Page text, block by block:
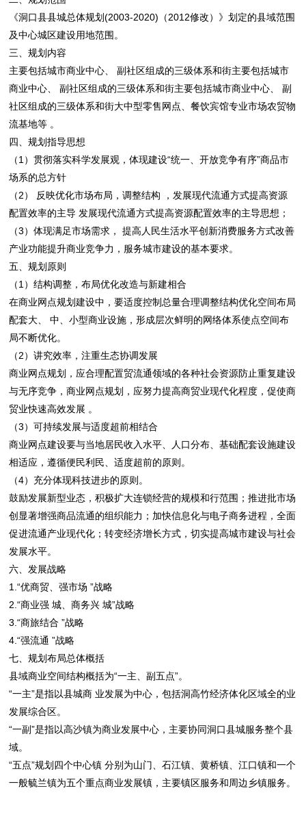
《洞口县县城总体规划(2003-2020)（2012修改）》划定的县域范围
及中心城区建设用地范围。
三、规划内容
主要包括城市商业中心、 副社区组成的三级体系和街主要包括城市
商业中心、 副社区组成的三级体系和街主要包括城市商业中心、 副
社区组成的三级体系和街大中型零售网点、餐饮宾馆专业市场农贸物
流基地等 。
四、规划指导思想
（1）贯彻落实科学发展观，体现建设“统一、开放竞争有序”商品市
场系的总方针
（2） 反映优化市场布局，调整结构 ，发展现代流通方式提高资源
配置效率的主导 发展现代流通方式提高资源配置效率的主导思想；
（3）体现满足市场需求， 提高人民生活水平创新消费服务方式改善
产业功能提升商业竞争力，服务城市建设的基本要求。
五、规划原则
（1）结构调整，布局优化改造与新建相合
在商业网点规划建设中，要适度控制总量合理调整结构优化空间布局
配套大、 中、小型商业设施，形成层次鲜明的网络体系使点空间布
局不断优化。
（2）讲究效率，注重生态协调发展
商业网点规划，应合理配置贸流通领域的各种社会资源防止重复建设
与无序竞争，商业网点规划，应努力提高商贸业现代化程度，促使商
贸业快速高效发展 。
（3）可持续发展与适度超前相结合
商业网点建设要与当地居民收入水平、人口分布、基础配套设施建设
相适应，遵循便民利民、适度超前的原则。
（4）充分体现科技进步的原则。
鼓励发展新型业态，积极扩大连锁经营的规模和行范围；推进批市场
创显著增强商品流通的组织能力；加快信息化与电子商务进程，全面
促进流通产业现代化；转变经济增长方式，切实提高城市建设与社会
发展水平。
六、发展战略
1.“优商贸、强市场 ”战略
2.“商业强 城、商务兴 城”战略
3.“商旅结合 ”战略
4.“强流通 ”战略
七、规划布局总体概括
县域商业空间结构概括为“一主、副五点”。
“一主”是指以县城商 业发展为中心，包括洞高竹经济体化区域全的业
发展综合区。
“一副”是指以高沙镇为商业发展中心，主要协同洞口县城服务整个县
域。
“五点”规划四个中心镇 分别为山门、石江镇、黄桥镇、江口镇和一个
一般毓兰镇为五个重点商业发展镇，主要镇区服务和周边乡镇服务。